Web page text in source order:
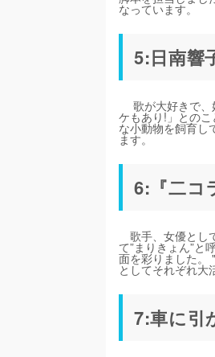
なっています。
5:日南響
歌が大好きで、
ケもあり!」との
な小動物を飼育し
ます。
6:『二コ
歌手、女優とし
て”まりきょん”と
面を彩りました。
としてそれぞれ大
7:車に引